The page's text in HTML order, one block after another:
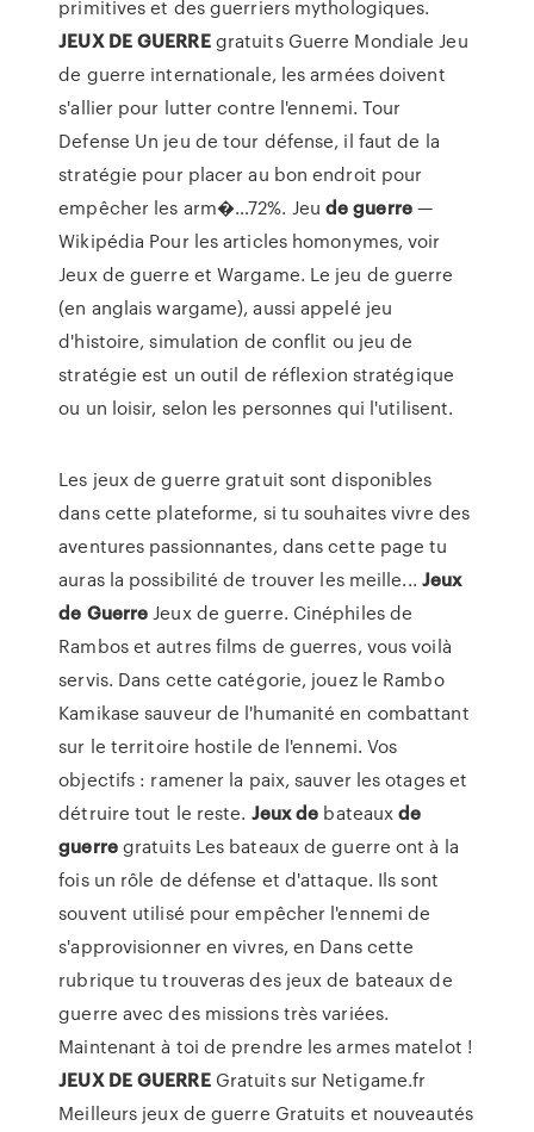
primitives et des guerriers mythologiques.
JEUX DEGUERREgratuits Guerre Mondiale Jeu
de guerre internationale, les armées doivent
s'allier pour lutter contre l'ennemi. Tour
Defense Un jeu de tour défense, il faut de la
stratégie pour placer au bon endroit pour
empêcher les arm�…72%. Jeu de guerre—
Wikipédia Pour les articles homonymes, voir
Jeux de guerre et Wargame. Le jeu de guerre
(en anglais wargame), aussi appelé jeu
d'histoire, simulation de conflit ou jeu de
stratégie est un outil de réflexion stratégique
ou un loisir, selon les personnes qui l'utilisent.
Les jeux de guerre gratuit sont disponibles
dans cette plateforme, si tu souhaites vivre des
aventures passionnantes, dans cette page tu
auras la possibilité de trouver les meille... Jeux
de GuerreJeux de guerre. Cinéphiles de
Rambos et autres films de guerres, vous voilà
servis. Dans cette catégorie, jouez le Rambo
Kamikase sauveur de l'humanité en combattant
sur le territoire hostile de l'ennemi. Vos
objectifs : ramener la paix, sauver les otages et
détruire tout le reste. Jeuxde bateauxde
guerregratuits Les bateaux de guerre ont à la
fois un rôle de défense et d'attaque. Ils sont
souvent utilisé pour empêcher l'ennemi de
s'approvisionner en vivres, en Dans cette
rubrique tu trouveras des jeux de bateaux de
guerre avec des missions très variées.
Maintenant à toi de prendre les armes matelot !
JEUX DEGUERREGratuits sur Netigame.fr
Meilleurs jeux de guerre Gratuits et nouveautés